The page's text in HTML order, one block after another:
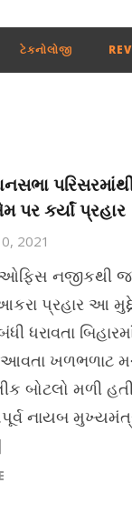
ટેકનોલોજી
પર કર્યાં પ્રહાર
2021
નજીકથી જ
પ્રહાર આ
ધરાવતા
ખળભળાટ
બોટલો મળી
નાયબ